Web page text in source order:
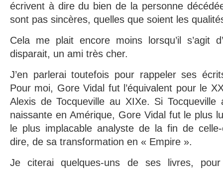
écrivent à dire du bien de la personne
sont pas sincères, quelles que soient les
Cela me plait encore moins lorsqu’il s’agit
disparait, un ami très cher.
J’en parlerai toutefois pour rappeler ses
Pour moi, Gore Vidal fut l’équivalent pour le
Alexis de Tocqueville au XIXe. Si
naissante en Amérique, Gore Vidal fut le plus
le plus implacable analyste de la fin de
dire, de sa transformation en « Empire ».
Je citerai quelques-uns de ses livres,